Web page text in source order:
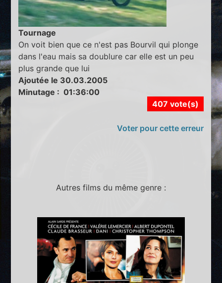
Tournage
On voit bien que ce n'est pas Bourvil qui plonge
dans l'eau mais sa doublure car elle est un peu
plus grande que lui
Ajoutée le 30.03.2005
Minutage : 01:36:00
407 vote(s)
Voter pour cette erreur
Autres films du même genre :